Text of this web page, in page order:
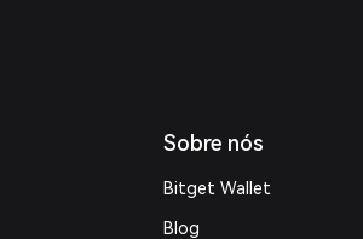
Sobre nós
Bitget Wallet
Blog